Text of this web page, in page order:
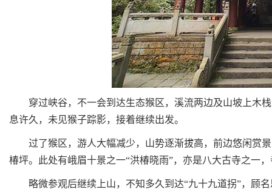
穿过峡谷，不一会到达生态猴区，溪流两边及山坡上木栈
息许久，未见猴子踪影，接着继续出发。
过了猴区，游人大幅减少，山势逐渐拔高，前边悠闲赏景
椿坪。此处有峨眉十景之一“洪椿晓雨”，亦是八大古寺之一
略微参观后继续上山，不知多久到达“九十九道拐”，顾名